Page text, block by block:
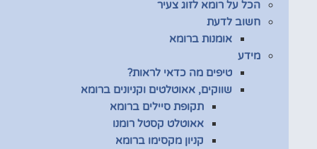
הכל על רומא לזוג צעיר
חשוב לדעת
אומנות ברומא
מידע
טיפים מה כדאי לראות?
שווקים, אאוטלטים וקניונים ברומא
תקופת סיילים ברומא
אאוטלט קסטל רומנו
קניון מקסימו ברומא